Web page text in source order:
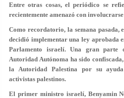
Entre otras cosas, el periódico se
recientemente amenazó con
Como recordatorio, la semana pasada,
decidió implementar una ley aprobada
Parlamento israelí. Una gran parte
Autoridad Autónoma ha sido
la Autoridad Palestina por su
activistas palestinos.
El primer ministro israelí, Benyamin